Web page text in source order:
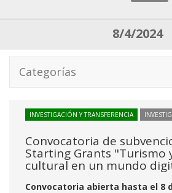
8/4/2024
Categorías
INVESTIGACIÓN Y TRANSFERENCIA
Convocatoria de
Starting Grants "Turismo
cultural en un mundo
Convocatoria abierta hasta el 8